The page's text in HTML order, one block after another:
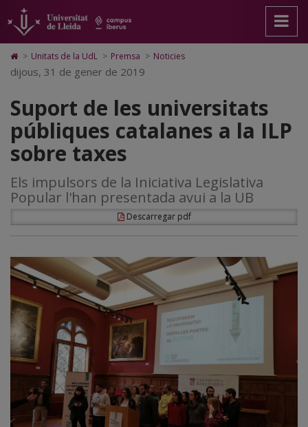
Suport
de
les
universitats
públiques
catalanes
a
la
ILP
sobre
taxes
pàgina
principal.
Universitat
Lleida
contingut
principal
Mapa
Web.
Universitat
Cerca
Accessibilitat.
Universitat
Lleida
Icono
de
Home
ir
a
la
página
de
inicio
> Unitats de la UdL > Premsa > Noticies
dijous, 31 de gener de 2019
Suport de les universitats
públiques catalanes a la ILP
sobre taxes
Els impulsors de la Iniciativa Legislativa
Popular l'han presentada avui a la UB
Descarregar pdf